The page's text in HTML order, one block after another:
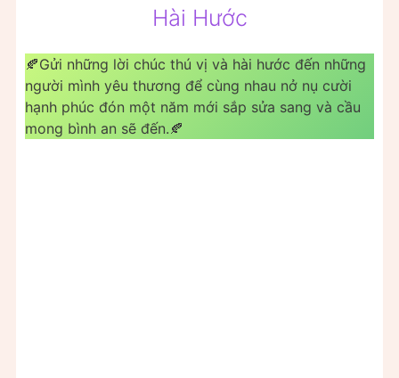
Hài Hước
🍂Gửi những lời chúc thú vị và hài hước đến những
người mình yêu thương để cùng nhau nở nụ cười
hạnh phúc đón một năm mới sắp sửa sang và cầu
mong bình an sẽ đến.🍂